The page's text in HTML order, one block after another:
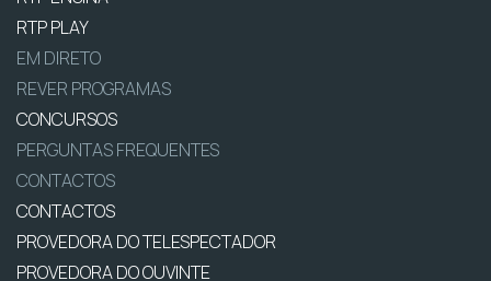
RTP PLAY
EM DIRETO
REVER PROGRAMAS
CONCURSOS
PERGUNTAS FREQUENTES
CONTACTOS
CONTACTOS
PROVEDORA DO TELESPECTADOR
PROVEDORA DO OUVINTE